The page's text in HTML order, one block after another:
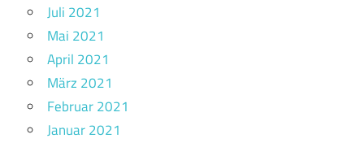
Juli 2021
Mai 2021
April 2021
März 2021
Februar 2021
Januar 2021